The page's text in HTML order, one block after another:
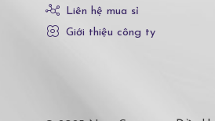
Liên hệ mua sỉ
Giới thiệu công ty